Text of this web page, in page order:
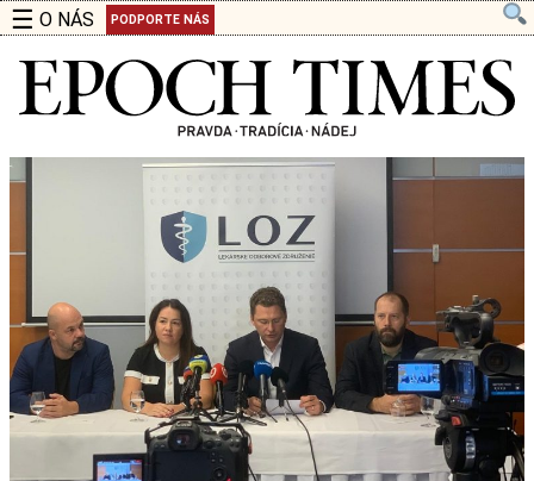
☰ O NÁS PODPORTE NÁS